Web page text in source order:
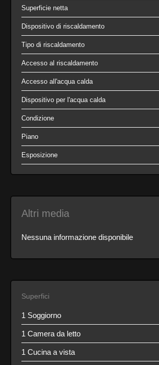
Superficie netta
Dispositivo di riscaldamento
Tipo di riscaldamento
Accesso al riscaldamento
Accesso all'acqua calda
Dispositivo per l'acqua calda
Condizione
Piano
Esposizione
Altri media
Nessuna informazione disponibile
Superfici
1 Soggiorno
1 Camera da letto
1 Cucina a vista